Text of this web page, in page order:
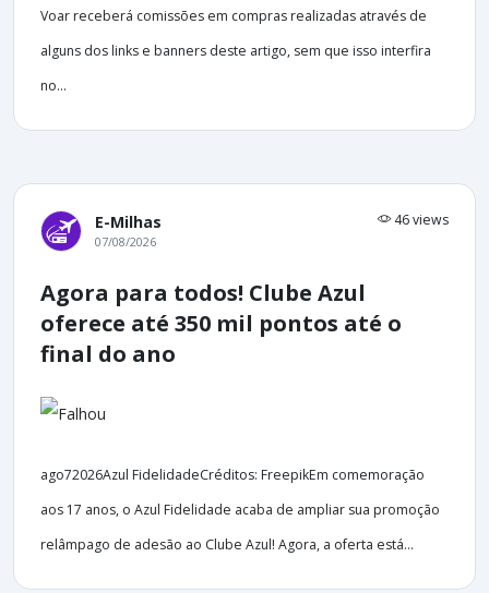
Voar receberá comissões em compras realizadas através de
alguns dos links e banners deste artigo, sem que isso interfira
no...
E-Milhas 46 views
07/08/2026
Agora para todos! Clube Azul
oferece até 350 mil pontos até o
final do ano
ago72026Azul FidelidadeCréditos: FreepikEm comemoração
aos 17 anos, o Azul Fidelidade acaba de ampliar sua promoção
relâmpago de adesão ao Clube Azul! Agora, a oferta está...